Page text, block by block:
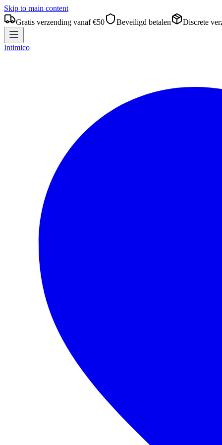
Skip to main content
Gratis verzending vanaf €50
Beveiligd betalen Discrete
Intimico